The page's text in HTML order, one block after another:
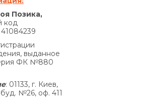
Договора и других
уплате Заемщиком за
обязательств на
не может превышать
Кредита, полученной
по договоренности
Позика,
код
выданное
ФК №880
: 01133, г. Киев,
№26, оф. 411